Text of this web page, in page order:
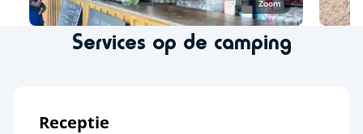
Sportactiviteiten
Klimmuur
Parachutespringen
Zoom
Services op de camping
Receptie